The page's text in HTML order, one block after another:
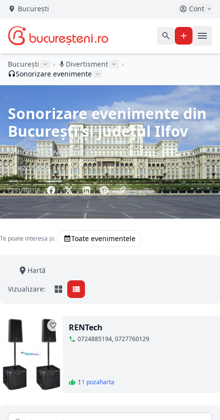
București Cont
București › Divertisment
›
Sonorizare evenimente
Sonorizare evenimente din
București și județul Ilfov
Sonorizare evenimente
1 rezultate
Distribuie:
Te poate interesa și: Toate evenimentele
Hartă
Vizualizare:
RENTech
0724885194, 0727760129
1 1 pozaharta